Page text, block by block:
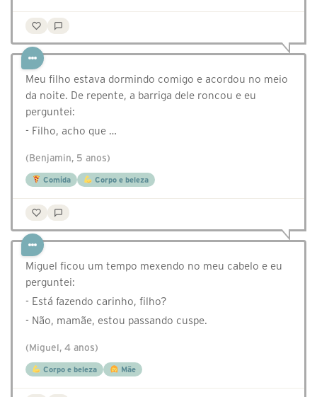
Meu filho estava dormindo comigo e acordou no meio
da noite. De repente, a barriga dele roncou e eu
perguntei:
- Filho, acho que …
(Benjamin, 5 anos)
Comida Corpo e beleza
Miguel ficou um tempo mexendo no meu cabelo e eu
perguntei:
- Está fazendo carinho, filho?
- Não, mamãe, estou passando cuspe.
(Miguel, 4 anos)
Corpo e beleza Mãe